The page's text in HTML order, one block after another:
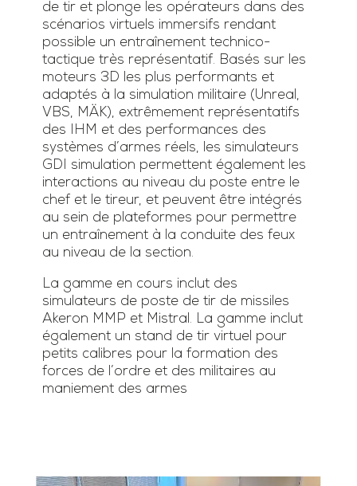
de tir et plonge les opérateurs dans des
scénarios virtuels immersifs rendant
possible un entraînement technico-
tactique très représentatif. Basés sur les
moteurs 3D les plus performants et
adaptés à la simulation militaire (Unreal,
VBS, MÄK), extrêmement représentatifs
des IHM et des performances des
systèmes d’armes réels, les simulateurs
GDI simulation permettent également les
interactions au niveau du poste entre le
chef et le tireur, et peuvent être intégrés
au sein de plateformes pour permettre
un entraînement à la conduite des feux
au niveau de la section.
La gamme en cours inclut des
simulateurs de poste de tir de missiles
Akeron MMP et Mistral. La gamme inclut
également un stand de tir virtuel pour
petits calibres pour la formation des
forces de l’ordre et des militaires au
maniement des armes